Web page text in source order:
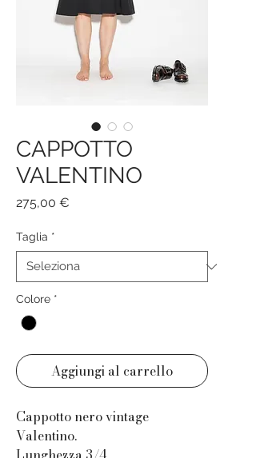
CAPPOTTO
VALENTINO
275,00 €
Taglia *
Colore *
Aggiungi al carrello
Cappotto nero vintage
Valentino.